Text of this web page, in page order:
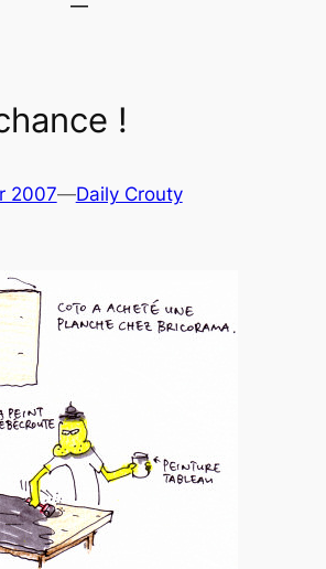
!
2007—Daily Crouty